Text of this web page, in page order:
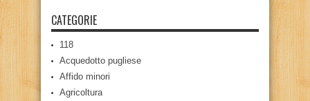
CATEGORIE
118
Acquedotto pugliese
Affido minori
Agricoltura